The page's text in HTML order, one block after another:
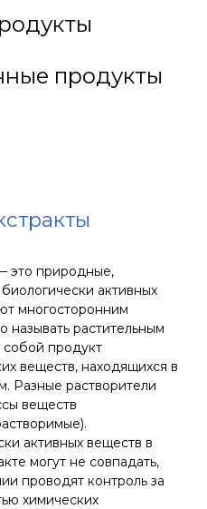
продукты
это природные,
активных
многосторонним
называть растительным
собой продукт
веществ, находящихся в
Разные растворители
веществ
активных веществ в
могут не совпадать,
проводят контроль за
химических